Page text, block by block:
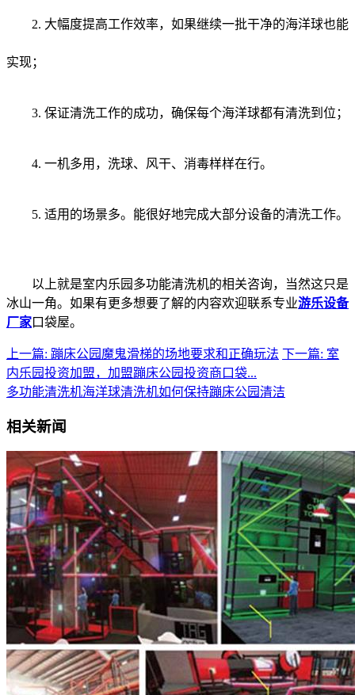
2. 大幅度提高工作效率，如果继续一批干净的海洋球也能
实现；
3. 保证清洗工作的成功，确保每个海洋球都有清洗到位；
4. 一机多用，洗球、风干、消毒样样在行。
5. 适用的场景多。能很好地完成大部分设备的清洗工作。
以上就是室内乐园多功能清洗机的相关咨询，当然这只是
冰山一角。如果有更多想要了解的内容欢迎联系专业游乐设备
厂家口袋屋。
上一篇: 蹦床公园魔鬼滑梯的场地要求和正确玩法 下一篇: 室
内乐园投资加盟，加盟蹦床公园投资商口袋...
多功能清洗机海洋球清洗机如何保持蹦床公园清洁
相关新闻